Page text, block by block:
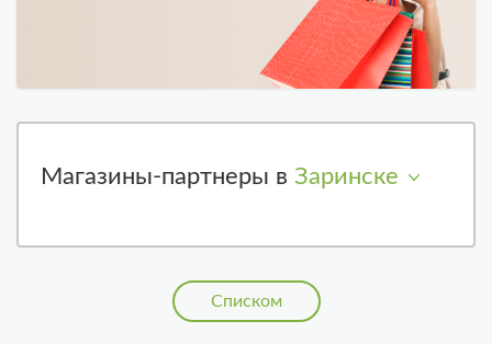
Магазины-партнеры в Заринске
Списком